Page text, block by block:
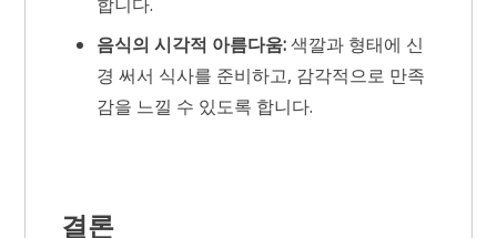
음식의 시각적 아름다움:색깔과 형태에 신
경 써서 식사를 준비하고, 감각적으로 만족
감을 느낄 수 있도록 합니다.
결론